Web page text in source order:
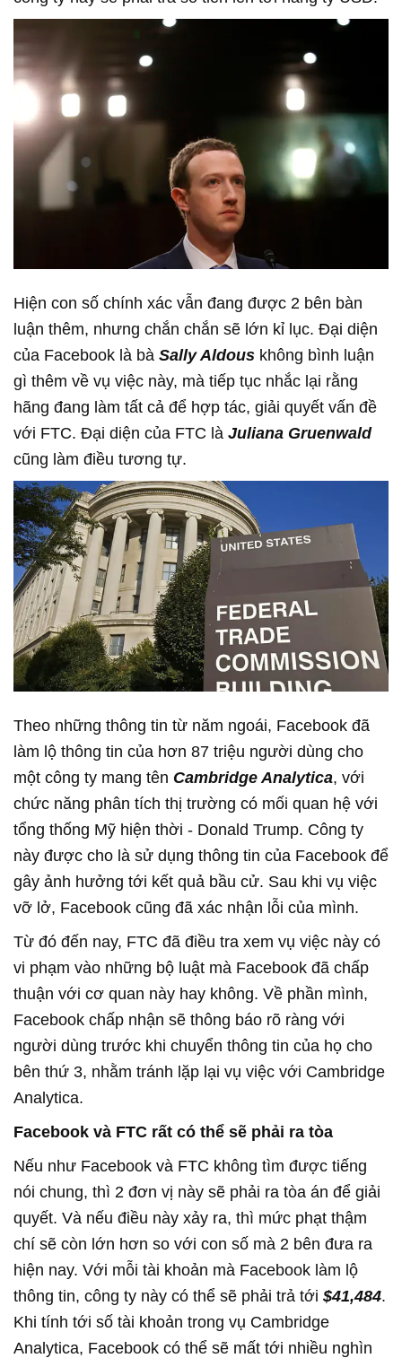
Hiện con số chính xác vẫn đang được 2 bên bàn
luận thêm, nhưng chắn chắn sẽ lớn kỉ lục. Đại diện
của Facebook là bà Sally Aldous không bình luận
gì thêm về vụ việc này, mà tiếp tục nhắc lại rằng
hãng đang làm tất cả để hợp tác, giải quyết vấn đề
với FTC. Đại diện của FTC là Juliana Gruenwald
cũng làm điều tương tự.
Theo những thông tin từ năm ngoái, Facebook đã
làm lộ thông tin của hơn 87 triệu người dùng cho
một công ty mang tên Cambridge Analytica, với
chức năng phân tích thị trường có mối quan hệ với
tổng thống Mỹ hiện thời - Donald Trump. Công ty
này được cho là sử dụng thông tin của Facebook để
gây ảnh hưởng tới kết quả bầu cử. Sau khi vụ việc
vỡ lở, Facebook cũng đã xác nhận lỗi của mình.
Từ đó đến nay, FTC đã điều tra xem vụ việc này có
vi phạm vào những bộ luật mà Facebook đã chấp
thuận với cơ quan này hay không. Về phần mình,
Facebook chấp nhận sẽ thông báo rõ ràng với
người dùng trước khi chuyển thông tin của họ cho
bên thứ 3, nhằm tránh lặp lại vụ việc với Cambridge
Analytica.
Facebook và FTC rất có thể sẽ phải ra tòa
Nếu như Facebook và FTC không tìm được tiếng
nói chung, thì 2 đơn vị này sẽ phải ra tòa án để giải
quyết. Và nếu điều này xảy ra, thì mức phạt thậm
chí sẽ còn lớn hơn so với con số mà 2 bên đưa ra
hiện nay. Với mỗi tài khoản mà Facebook làm lộ
thông tin, công ty này có thể sẽ phải trả tới $41,484.
Khi tính tới số tài khoản trong vụ Cambridge
Analytica, Facebook có thể sẽ mất tới nhiều nghìn